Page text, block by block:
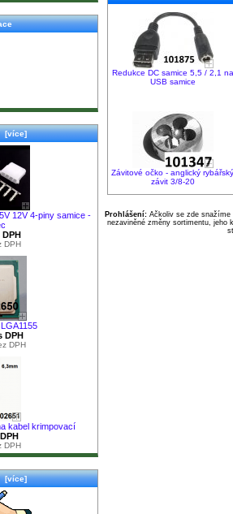
[více]
12V 4-piny samice -
DPH
DPH
DPH
DPH
kabel krimpovací
DPH
[více]
Redukce DC samice 5,5 / 2,1 na
USB samice
Závitové očko - anglický
závit 3/8-20
Prohlášení:Ačkoliv se zde snažíme
nezaviněné změny sortimentu, jeho